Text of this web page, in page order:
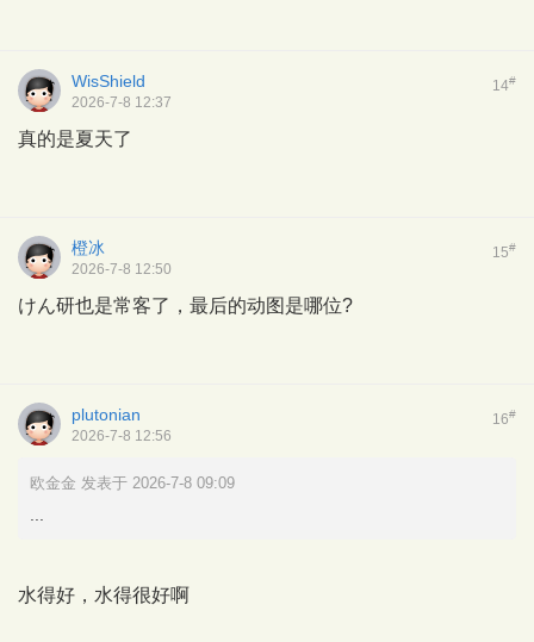
14#
WisShield
2026-7-8 12:37
真的是夏天了
15#
橙冰
2026-7-8 12:50
けん研也是常客了，最后的动图是哪位?
16#
plutonian
2026-7-8 12:56
欧金金 发表于 2026-7-8 09:09
水得好，水得很好啊